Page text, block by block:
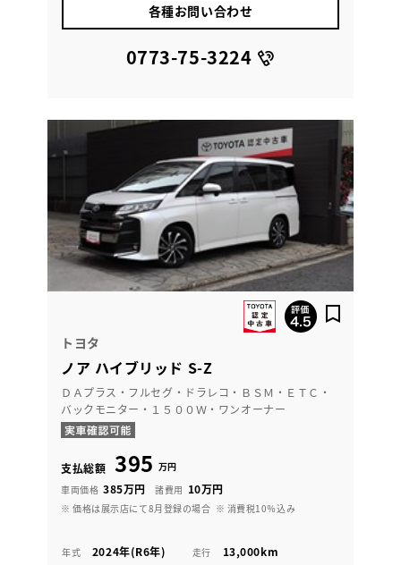
各種お問い合わせ
0773-75-3224
トヨタ
ノア ハイブリッド S-Z
ＤＡプラス・フルセグ・ドラレコ・ＢＳＭ・ＥＴＣ・
バックモニター・１５００Ｗ・ワンオーナー
支払総額 395 万円
車両価格 385万円 諸費用 10万円
※ 価格は展示店にて8月登録の場合 ※ 消費税10％込み
年式 2024年(R6年) 走行 13,000km